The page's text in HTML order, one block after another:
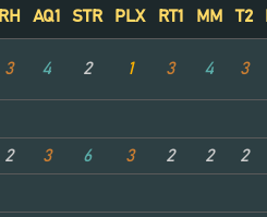
RH AQ1 STR PLX RT1 MM T2
3 4 2 1 3 4 3
2 3 6 3 2 2 2